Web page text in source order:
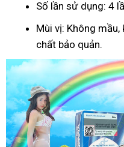
Số lần sử dụng: 4
Mùi vị: Không
chất bảo quản.